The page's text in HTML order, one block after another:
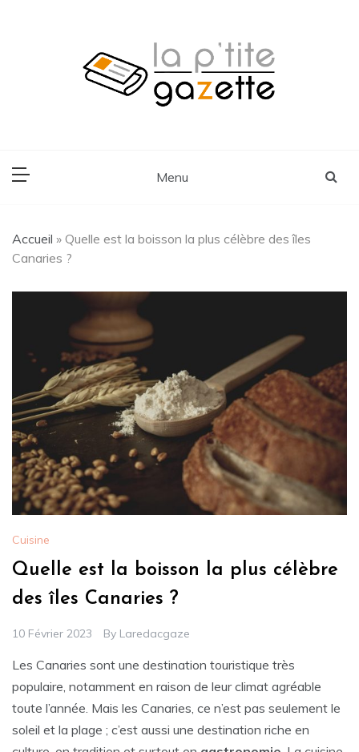
Menu
Accueil » Quelle est la boisson la plus célèbre des îles
Canaries ?
Cuisine
Quelle est la boisson la plus célèbre
des îles Canaries ?
10 Février 2023 By Laredacgaze
Les Canaries sont une destination touristique très
populaire, notamment en raison de leur climat agréable
toute l’année. Mais les Canaries, ce n’est pas seulement le
soleil et la plage ; c’est aussi une destination riche en